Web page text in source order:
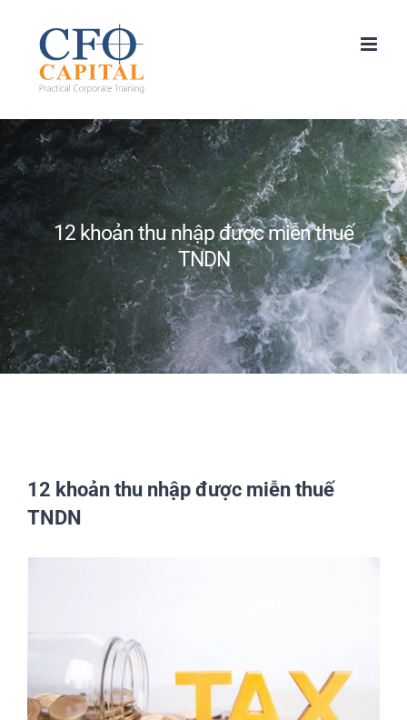
content
12 khoản thu nhập được miễn thuế
TNDN
12 khoản thu nhập được miễn thuế
TNDN